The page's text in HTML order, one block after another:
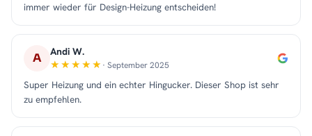
immer wieder für Design-Heizung entscheiden!
A Andi W.
· September 2025
Super Heizung und ein echter Hingucker. Dieser Shop ist sehr
zu empfehlen.